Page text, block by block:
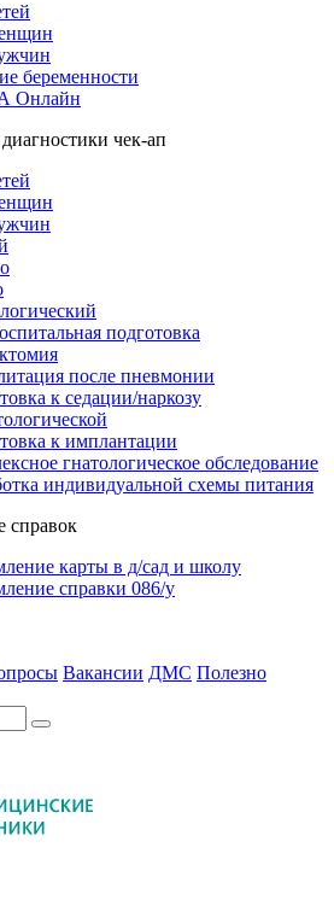
беременности
Онлайн
чек-ап
подготовка
после пневмонии
к седации/наркозу
к имплантации
гнатологическое обследование
индивидуальной схемы питания
справок
карты в д/сад и школу
справки 086/у
Вакансии ДМС Полезно